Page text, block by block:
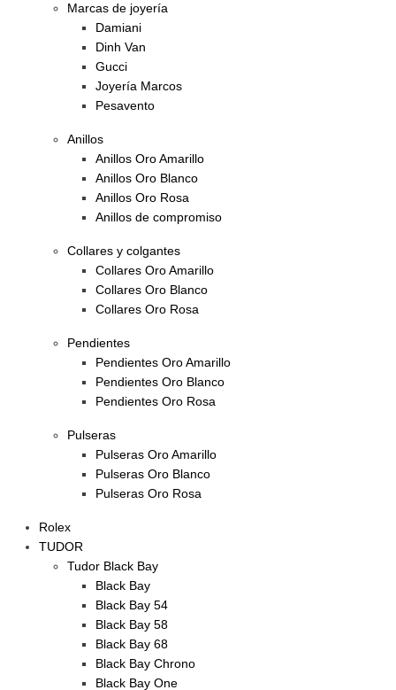
Marcas de joyería
Damiani
Dinh Van
Gucci
Joyería Marcos
Pesavento
Anillos
Anillos Oro Amarillo
Anillos Oro Blanco
Anillos Oro Rosa
Anillos de compromiso
Collares y colgantes
Collares Oro Amarillo
Collares Oro Blanco
Collares Oro Rosa
Pendientes
Pendientes Oro Amarillo
Pendientes Oro Blanco
Pendientes Oro Rosa
Pulseras
Pulseras Oro Amarillo
Pulseras Oro Blanco
Pulseras Oro Rosa
Rolex
TUDOR
Tudor Black Bay
Black Bay
Black Bay 54
Black Bay 58
Black Bay 68
Black Bay Chrono
Black Bay One